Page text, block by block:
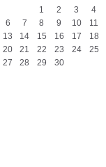
1
2 3 4
6
7 8 9 10 11
13
14 15 16 17 18
20
21 22 23 24 25
27
28 29 30